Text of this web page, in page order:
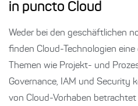
in puncto Cloud
Weder bei den geschäftlichen
finden Cloud-Technologien eine
Themen wie Projekt- und
Governance, IAM und Security
von Cloud-Vorhaben